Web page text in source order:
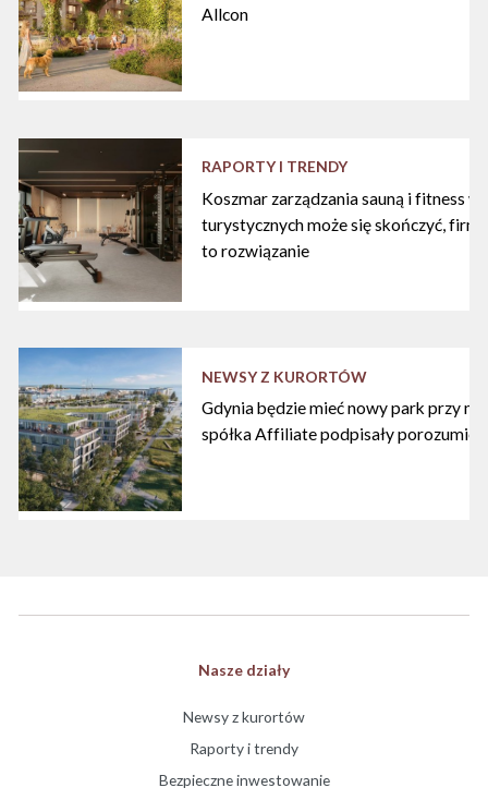
Allcon
RAPORTY I TRENDY
Koszmar zarządzania sauną i fitness w
turystycznych może się skończyć,
to rozwiązanie
NEWSY Z KURORTÓW
Gdynia będzie mieć nowy park przy
spółka Affiliate podpisały
Nasze działy
Newsy z kurortów
Raporty i trendy
Bezpieczne inwestowanie